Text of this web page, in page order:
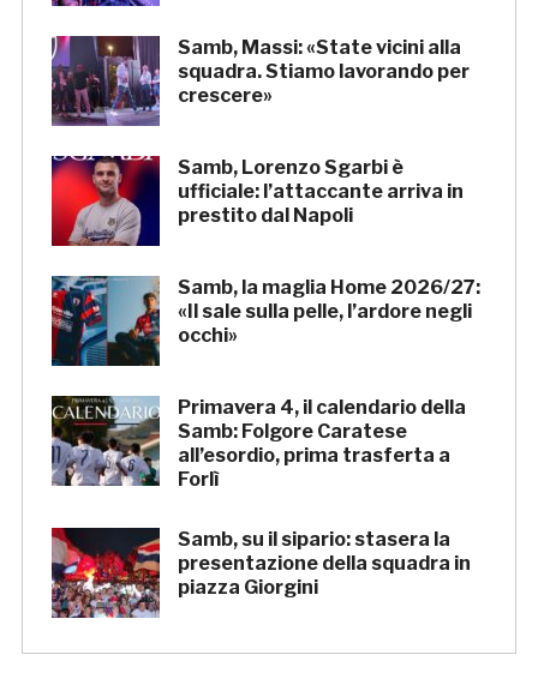
Samb, Massi: «State vicini alla
squadra. Stiamo lavorando per
crescere»
Samb, Lorenzo Sgarbi è
ufficiale: l’attaccante arriva in
prestito dal Napoli
Samb, la maglia Home 2026/27:
«Il sale sulla pelle, l’ardore negli
occhi»
Primavera 4, il calendario della
Samb: Folgore Caratese
all’esordio, prima trasferta a
Forlì
Samb, su il sipario: stasera la
presentazione della squadra in
piazza Giorgini